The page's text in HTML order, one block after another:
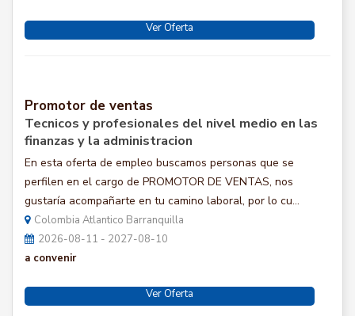
Ver Oferta
Promotor de ventas
Tecnicos y profesionales del nivel medio en las
finanzas y la administracion
En esta oferta de empleo buscamos personas que se
perfilen en el cargo de PROMOTOR DE VENTAS, nos
gustaría acompañarte en tu camino laboral, por lo cu...
Colombia Atlantico Barranquilla
2026-08-11 - 2027-08-10
a convenir
Ver Oferta